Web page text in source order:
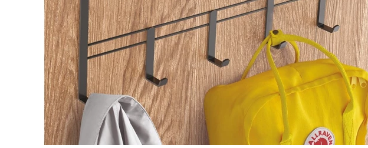
Dětský pokoj
Předsíň, šatna a chodba
Kuchyně
Koupelna
Zahrada
Domácnost
BYTOVÝ TEXTIL
Přikrývky
Polštáře
Koberce
Závěsy a žaluzie
Zobrazit vše
STOLOVÁNÍ A VAŘENÍ
Jídelní servis
Příbory
Hrnce
Pánve
Zobrazit vše
DOMÁCÍ
VELIKONOCE
Koupelnové sestavy
Jídelní sestavy
Zahradní sestavy